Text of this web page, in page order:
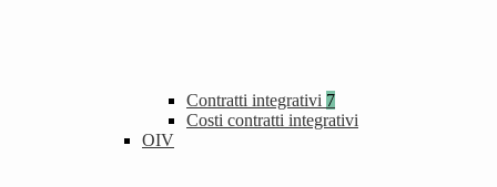
Contratti integrativi 7
Costi contratti integrativi
OIV